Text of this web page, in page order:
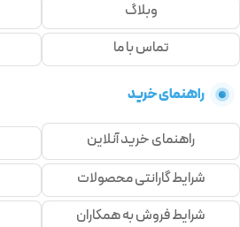
وبلاگ
تماس با ما
راهنمای خرید
راهنمای خرید آنلاین
شرایط گارانتی محصولات
شرایط فروش به همکاران